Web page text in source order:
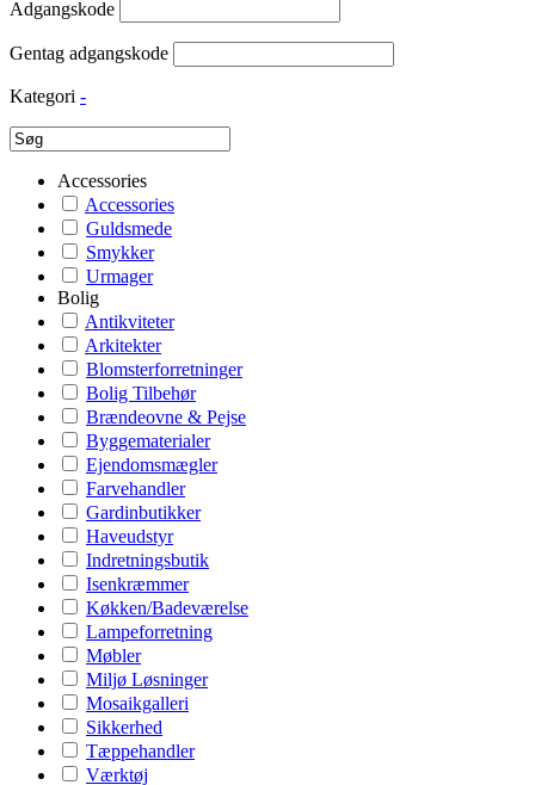
Adgangskode
Gentag adgangskode
Kategori -
Accessories
Accessories
Guldsmede
Smykker
Urmager
Bolig
Antikviteter
Arkitekter
Blomsterforretninger
Bolig Tilbehør
Brændeovne & Pejse
Byggematerialer
Ejendomsmægler
Farvehandler
Gardinbutikker
Haveudstyr
Indretningsbutik
Isenkræmmer
Køkken/Badeværelse
Lampeforretning
Møbler
Miljø Løsninger
Mosaikgalleri
Sikkerhed
Tæppehandler
Værktøj